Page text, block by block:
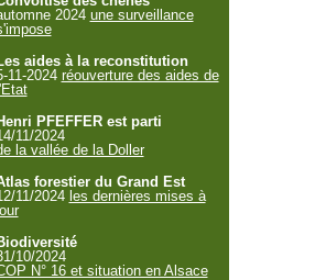
2024 une surveillance
aides à la reconstitution
11-2024 réouverture des aides de
l'Etat
PFEFFER est parti
11/2024
la vallée de la Doller
forestier du Grand Est
11/2024 les dernières mises à
10/2024
N° 16 et situation en Alsace